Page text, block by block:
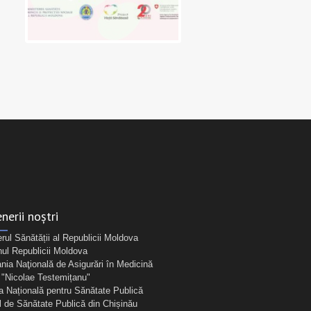
noștri
Sănătății al Republicii Moldova
Republicii Moldova
Naţională de Asigurări în Medicină
Testemițanu"
Națională pentru Sănătate Publică
de Sănătate Publică din Chișinău